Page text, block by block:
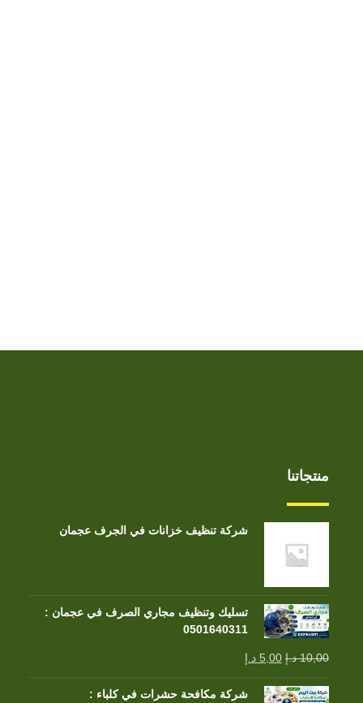
منتجاتنا
شركة تنظيف خزانات في الجرف عجمان
تسليك وتنظيف مجاري الصرف في عجمان :
0501640311
10,00 د.إ 5,00 د.إ
شركة مكافحة حشرات في كلباء :